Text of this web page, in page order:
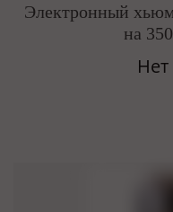
Электронный
на